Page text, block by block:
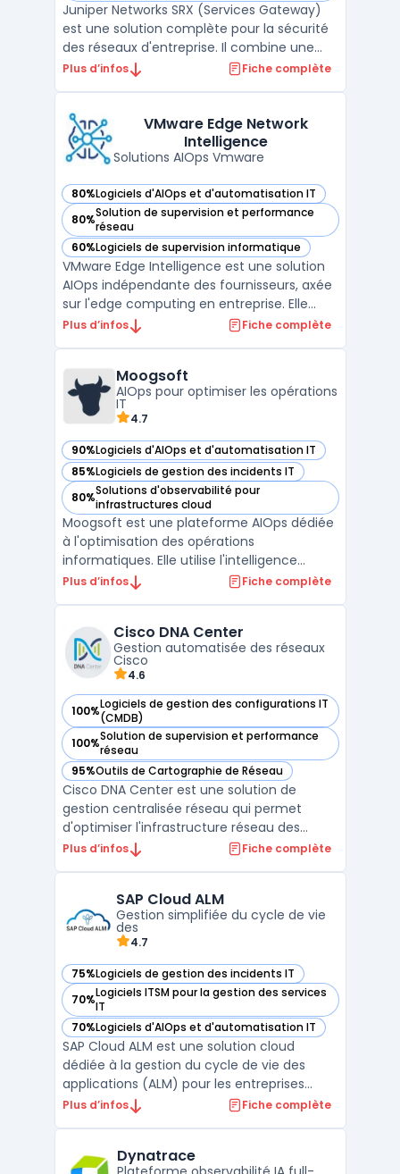
Juniper Networks SRX (Services Gateway)
est une solution complète pour la sécurité
des réseaux d'entreprise. Il combine une
variété de fonctionnalités de sécurité, y
filtrage de contenu et la segmentation
réseau. La ...
Plus d’infos Fiche complète
VMware Edge Network
Intelligence
Solutions AIOps Vmware
80%Logiciels d'AIOps et d'automatisation IT
— voir VMware Edge Network Intelligence dans cette
80%Solution de supervision et performance
réseau
— voir VMware Edge Network Intelligence dans cette
60%Logiciels de supervision informatique
— voir VMware Edge Network Intelligence dans cette
VMware Edge Intelligence est une solution
AIOps indépendante des fournisseurs, axée
sur l'edge computing en entreprise. Elle
assure la performance, la sécurité et
fil et filaires, le SD-WAN et le SASE.La solut ...
Plus d’infos Fiche complète
Moogsoft
AIOps pour optimiser les opérations
IT
4.7
90%Logiciels d'AIOps et d'automatisation IT
— voir Moogsoft dans cette catégorie
85%Logiciels de gestion des incidents IT
— voir Moogsoft dans cette catégorie
80%Solutions d'observabilité pour
infrastructures cloud
— voir Moogsoft dans cette catégorie
Moogsoft est une plateforme AIOps dédiée
à l'optimisation des opérations
informatiques. Elle utilise l'intelligence
artificielle pour analyser en temps réel de
détection proactive des anomalies. Grâce à
ses capacités d'analys ...
Plus d’infos Fiche complète
Cisco DNA Center
Gestion automatisée des réseaux
Cisco
4.6
100%Logiciels de gestion des configurations IT
(CMDB)
— voir Cisco DNA Center dans cette catégorie
100%Solution de supervision et performance
réseau
— voir Cisco DNA Center dans cette catégorie
95%Outils de Cartographie de Réseau
— voir Cisco DNA Center dans cette catégorie
Cisco DNA Center est une solution de
gestion centralisée réseau qui permet
d'optimiser l'infrastructure réseau des
entreprises grâce à une approche
avancée, facilitant l'administration, le
monitoring réseau et la surveillan ...
Plus d’infos Fiche complète
SAP Cloud ALM
Gestion simplifiée du cycle de vie
des
4.7
75%Logiciels de gestion des incidents IT
— voir SAP Cloud ALM dans cette catégorie
70%Logiciels ITSM pour la gestion des services
IT
— voir SAP Cloud ALM dans cette catégorie
70%Logiciels d'AIOps et d'automatisation IT
— voir SAP Cloud ALM dans cette catégorie
SAP Cloud ALM est une solution cloud
dédiée à la gestion du cycle de vie des
applications (ALM) pour les entreprises
utilisant des systèmes SAP. Conçue pour
offre des outils puissants pour suivre les
Plus d’infos Fiche complète
Dynatrace